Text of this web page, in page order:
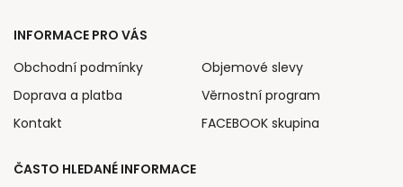
INFORMACE PRO VÁS
Obchodní podmínky
Doprava a platba
Kontakt
Objemové slevy
Věrnostní program
FACEBOOK skupina
ČASTO HLEDANÉ INFORMACE